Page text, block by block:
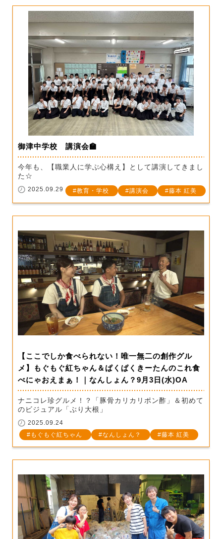
御津中学校 講演会🏫
今年も、【職業人に学ぶ心構え】として講演してきまし
た☆
2025.09.29 教育・学校 講演会 藤本 紅美
【ここでしか食べられない！唯一無二の創作グル
メ】もぐもぐ紅ちゃん＆ぱくぱくきーたんのこれ食
べにゃおえまぁ！｜なんしょん？9月3日(水)OA
ナニコレ珍グルメ！？「豚骨カリカリポン酢」＆初めて
のビジュアル「ぶり大根」
2025.09.24
もぐもぐ紅ちゃん
なんしょん？ 藤本 紅美